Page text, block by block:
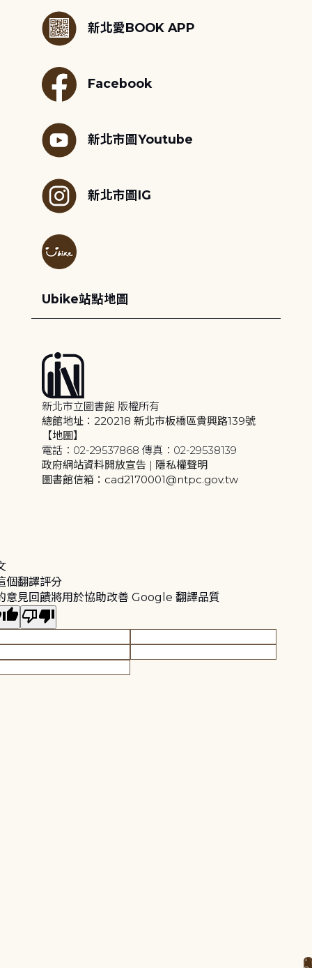
新北愛BOOK APP
Facebook
新北市圖Youtube
新北市圖IG
Ubike站點地圖
新北市立圖書館 版權所有
總館地址：220218 新北市板橋區貴興路139號
【地圖】
電話：02-29537868 傳真：02-29538139
政府網站資料開放宣告 | 隱私權聲明
圖書館信箱：cad2170001@ntpc.gov.tw
個翻譯評分
意見回饋將用於協助改善 Google 翻譯品質